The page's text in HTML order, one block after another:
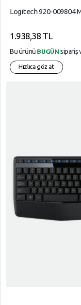
Logitech 920-009804
1.938,38 TL
Bu ürünü BUGÜN sipariş
Hızlıca göz at